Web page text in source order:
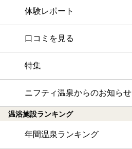
体験レポート
口コミを見る
特集
ニフティ温泉からのお知らせ
温浴施設ランキング
年間温泉ランキング